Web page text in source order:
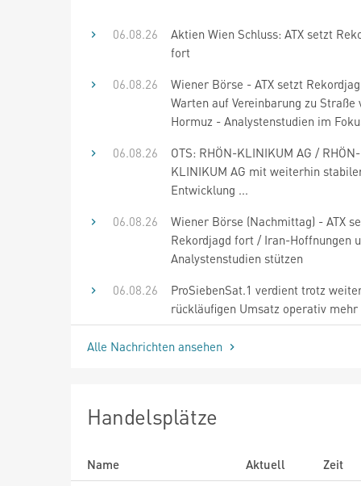
06.08.26
Aktien Wien Schluss: ATX setzt
fort
06.08.26
Wiener Börse - ATX setzt
Warten auf Vereinbarung zu Straße
Hormuz - Analystenstudien im
06.08.26
OTS: RHÖN-KLINIKUM AG / RHÖN-
KLINIKUM AG mit weiterhin
Entwicklung ...
06.08.26
Wiener Börse (Nachmittag) - ATX
Rekordjagd fort / Iran-Hoffnungen
Analystenstudien stützen
06.08.26
ProSiebenSat.1 verdient trotz
rückläufigen Umsatz operativ mehr
Alle Nachrichten ansehen
Handelsplätze
Name Aktuell
Zeit